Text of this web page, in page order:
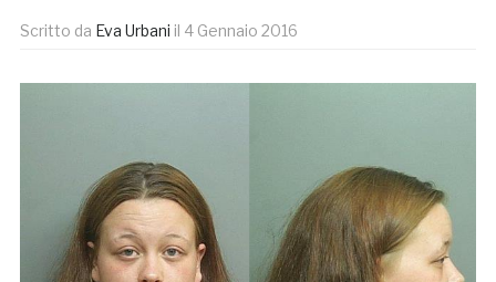
Scritto da Eva Urbani il 4 Gennaio 2016